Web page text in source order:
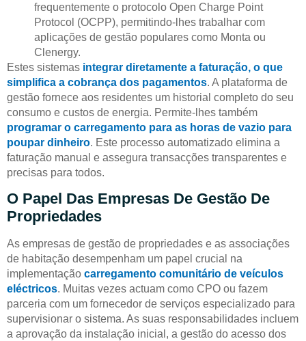
frequentemente o protocolo Open Charge Point
Protocol (OCPP), permitindo-lhes trabalhar com
aplicações de gestão populares como Monta ou
Clenergy.
Estes sistemas integrar diretamente a faturação, o que
simplifica a cobrança dos pagamentos. A plataforma de
gestão fornece aos residentes um historial completo do seu
consumo e custos de energia. Permite-lhes também
programar o carregamento para as horas de vazio para
poupar dinheiro. Este processo automatizado elimina a
faturação manual e assegura transacções transparentes e
precisas para todos.
O Papel Das Empresas De Gestão De
Propriedades
As empresas de gestão de propriedades e as associações
de habitação desempenham um papel crucial na
implementação carregamento comunitário de veículos
eléctricos. Muitas vezes actuam como CPO ou fazem
parceria com um fornecedor de serviços especializado para
supervisionar o sistema. As suas responsabilidades incluem
a aprovação da instalação inicial, a gestão do acesso dos